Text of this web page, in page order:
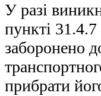
У разі
пункті 31.4.7
заборонено
прибрати